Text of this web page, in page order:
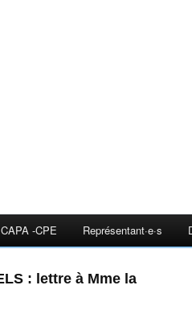
CAPA -CPE Représentant·e·s
: lettre à Mme la